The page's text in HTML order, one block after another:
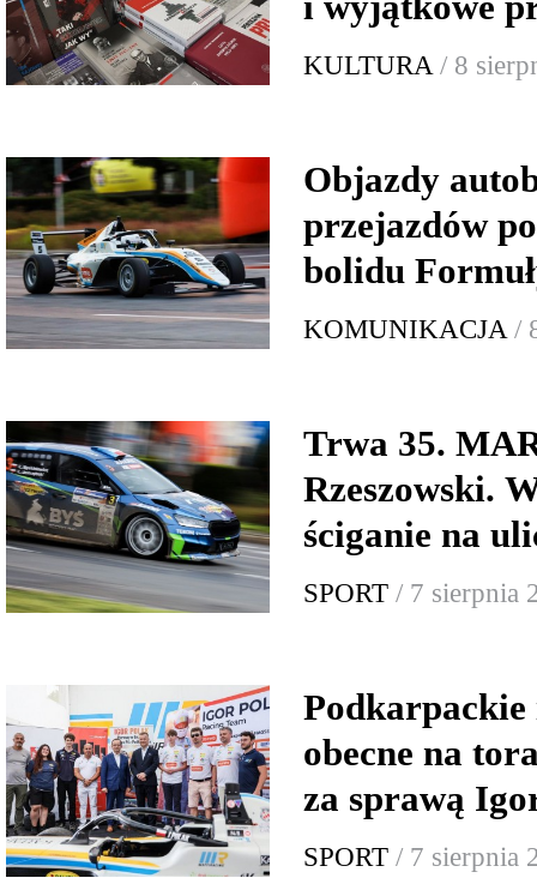
KULTURA / 8
Objazdy
przejazdów
bolidu
KOMUNIKACJA /
Trwa 35.
Rzeszowski.
ściganie na
SPORT / 7 sierpnia
Podkarpackie
obecne na
za sprawą
SPORT / 7 sierpnia